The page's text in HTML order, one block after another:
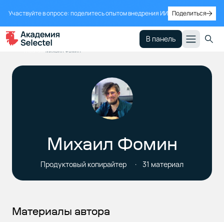
Участвуйте в опросе: поделитесь опытом внедрения ИИ Поделиться
В панель
Михаил Фомин
Михаил Фомин
Продуктовый копирайтер 31 материал
Материалы автора